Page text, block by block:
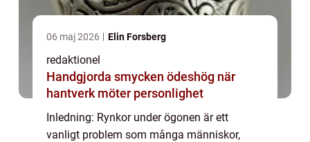
06 maj 2026 Elin Forsberg
redaktionel
Handgjorda smycken ödeshög när
hantverk möter personlighet
Inledning: Rynkor under ögonen är ett
vanligt problem som många människor,